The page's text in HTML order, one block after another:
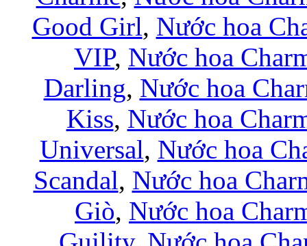
Good Girl, Nước hoa
VIP, Nước hoa
Darling, Nước hoa
Kiss, Nước hoa
Universal, Nước hoa
Scandal, Nước hoa
Giò, Nước hoa